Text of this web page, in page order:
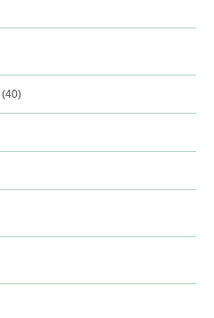
(40)